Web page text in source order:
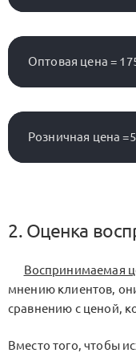
2. Оценка
Воспринимаемая
мнению клиентов,
сравнению с ценой,
Вместо того, чтобы